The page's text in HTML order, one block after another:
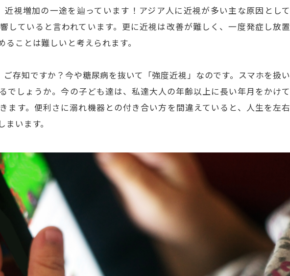
視増加の一途を辿っています！アジア人に近視が多い主な原因として
していると言われています。更に近視は改善が難しく、一度発症し放置
ることは難しいと考えられます。
存知ですか？今や糖尿病を抜いて「強度近視」なのです。スマホを扱い
でしょうか。今の子ども達は、私達大人の年齢以上に長い年月をかけて
ます。便利さに溺れ機器との付き合い方を間違えていると、人生を左右
います。